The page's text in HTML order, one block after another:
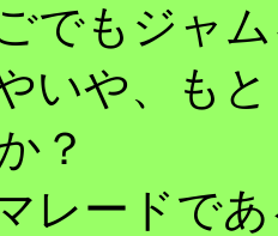
でもジャム
や、もと
？
レードであ